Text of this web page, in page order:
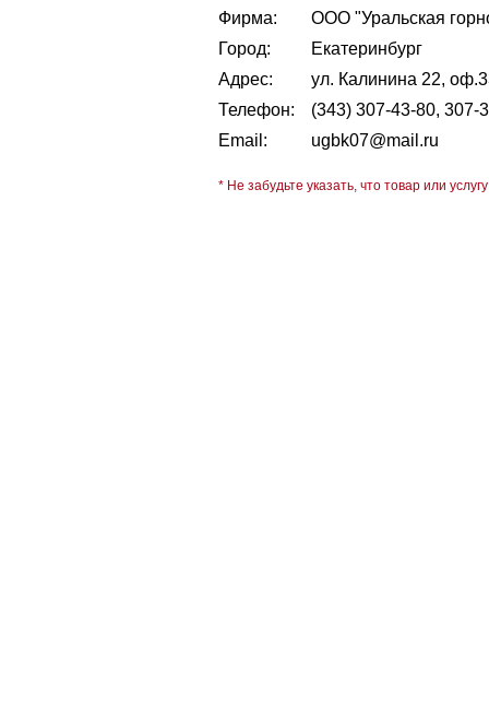
Фирма:
ООО "Уральская
Город:
Екатеринбург
Адрес:
ул. Калинина 22,
Телефон:
(343) 307-43-80, 307-
Email:
ugbk07@mail.ru
* Не забудьте указать, что товар или